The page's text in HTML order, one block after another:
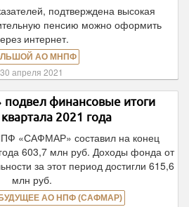
подтверждена высокая
пенсию можно оформить
интернет.
АО МНПФ
30 апреля 2021
финансовые итоги
2021 года
«САФМАР» составил на конец
603,7 млн руб. Доходы фонда от
за этот период достигли 615,6
млн руб.
АО НПФ (САФМАР)